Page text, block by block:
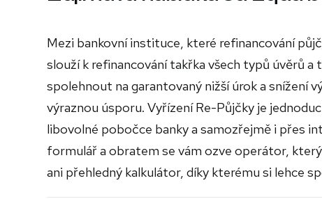
Mezi bankovní instituce, které refinancování
slouží k refinancování takřka všech typů úvěrů
spolehnout na garantovaný nižší úrok a snížení
výraznou úsporu. Vyřízení Re-Půjčky je
libovolné pobočce banky a samozřejmě i přes
formulář a obratem se vám ozve operátor,
ani přehledný kalkulátor, díky kterému si lehce